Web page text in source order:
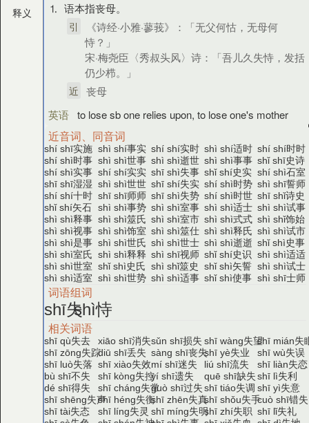
释义 ⒈ 语本指丧母。
引
《诗经·小雅·蓼莪》：「无父何怙，无母何
恃？」
宋·梅尧臣〈秀叔头风〉诗：「吾儿久失恃，发括
仍少栉。」
近 丧母
英语 to lose sb one relies upon, to lose one's mother
近音词、同音词
shí shī实施 shì shí事实 shí shí实时 shì shí适时 shí shí时时
shí shì时事 shì shì世事 shì shì逝世 shì shì事事 shǐ shī史诗
shí shì实事 shí shí实实 shī shì失事 shǐ shí史实 shí shì石室
shī shī湿湿 shì shì世世 shī shí失实 shí shì时势 shì shī誓师
shí shí十时 shī shī师师 shī shì失势 shí shì时世 shī shǐ诗史
shǐ shí矢石 shì shì事势 shì shì室事 shì shì适士 shì shì试事
shì shì释事 shì shì筮氏 shì shì室市 shì shì式式 shì shǐ饰始
shì shì视事 shì shì饰室 shì shì筮仕 shì shì释氏 shì shì试市
shì shì是事 shì shì世氏 shì shì世士 shì shì逝逝 shǐ shì史事
shì shì室氏 shì shì释释 shì shī视师 shǐ shí史识 shì shì适适
shì shì世室 shǐ shì史氏 shì shǐ筮史 shǐ shì矢誓 shì shì试士
shì shì适室 shì shì世势 shì shì适事 shǐ shì使事 shì shī士师
词语组词
shī失shì恃
相关词语
shī qù失去 xiāo shī消失sǔn shī损失 shī wàng失望shī mián失
shī zōng失踪diū shī丢失 sàng shī丧失shī yè失业 shī wù失误
shī luò失落 shī xiào失效mí shī迷失 liú shī流失 shī liàn失恋
bù shī不失 shī kòng失控yí shī遗失 quē shī缺失shī lì失利
dé shī得失 shī cháng失常guò shī过失shī tiáo失调 shī yì失意
shī shēng失声shī héng失衡shī zhēn失真shī shǒu失手cuò shī错失
shī tài失态 shī líng失灵 shī míng失明shī zhí失职 shī lǐ失礼